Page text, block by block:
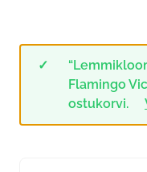
Flamingo
ostukorvi.